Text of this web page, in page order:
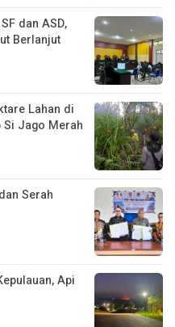
dan ASD,
Berlanjut
Lahan di
Si Jago Merah
Serah
Api